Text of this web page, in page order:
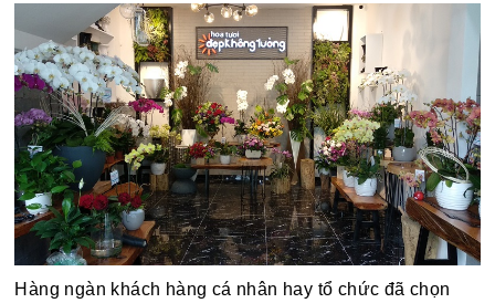
Hàng ngàn khách hàng cá nhân hay tổ chức đã chọn